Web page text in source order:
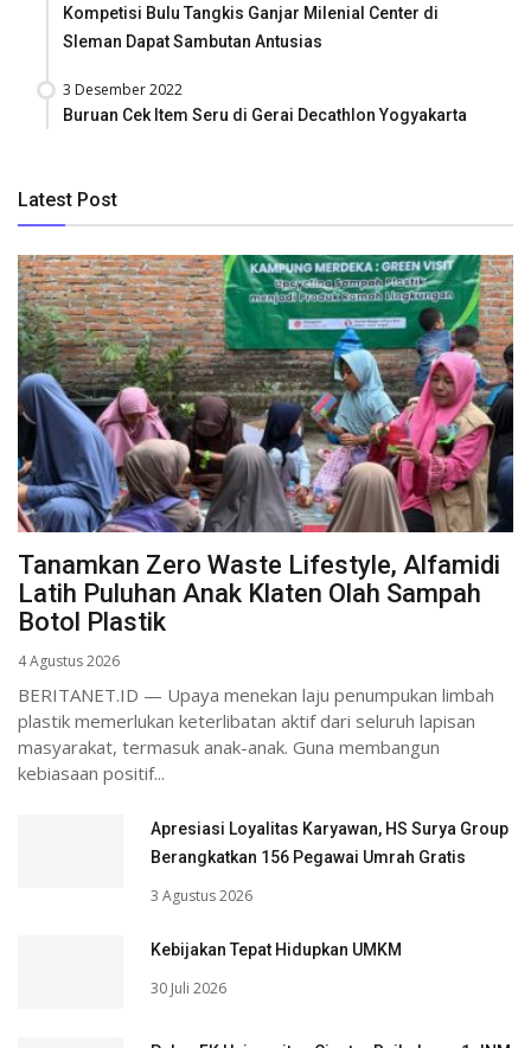
Kompetisi Bulu Tangkis Ganjar Milenial Center di
Sleman Dapat Sambutan Antusias
3 Desember 2022
Buruan Cek Item Seru di Gerai Decathlon Yogyakarta
Latest Post
Tanamkan Zero Waste Lifestyle, Alfamidi
Latih Puluhan Anak Klaten Olah Sampah
Botol Plastik
4 Agustus 2026
BERITANET.ID — Upaya menekan laju penumpukan limbah
plastik memerlukan keterlibatan aktif dari seluruh lapisan
masyarakat, termasuk anak-anak. Guna membangun
kebiasaan positif...
Apresiasi Loyalitas Karyawan, HS Surya Group
Berangkatkan 156 Pegawai Umrah Gratis
3 Agustus 2026
Kebijakan Tepat Hidupkan UMKM
30 Juli 2026